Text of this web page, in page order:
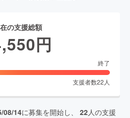
の支援総額
円
終了
支援者数22人
08/14に募集を開始し、 22人の支援